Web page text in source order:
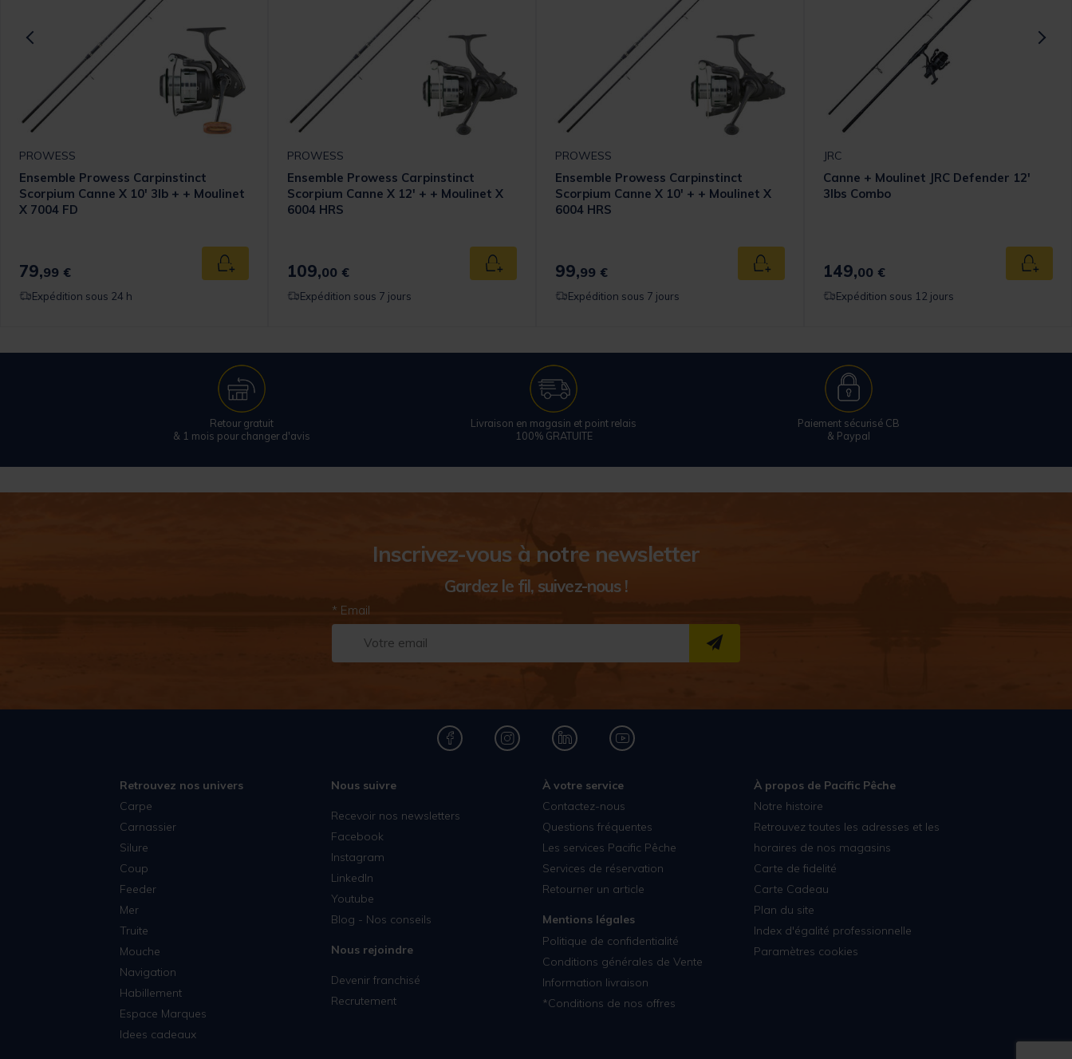
panier
PROWESS
Ensemble Prowess Carpinstinct
Scorpium Canne X 10' 3lb + + Moulinet
X 7004 FD
79,99 € Ajouter au panier
Expédition sous 24 h
PROWESS
Ensemble Prowess Carpinstinct
Scorpium Canne X 12' + + Moulinet X
6004 HRS
109,00 € Ajouter au panier
Expédition sous 7 jours
PROWESS
Ensemble Prowess Carpinstinct
Scorpium Canne X 10' + + Moulinet X
6004 HRS
99,99 € Ajouter au panier
Expédition sous 7 jours
JRC
Canne + Moulinet JRC Defender 12'
3lbs Combo
149,00 € Ajouter
Expédition sous 12 jours
Retour gratuit
& 1 mois pour changer d'avis
Livraison en magasin et point relais
100% GRATUITE
Paiement sécurisé CB
& Paypal
Inscrivez-vous à notre newsletter
Gardez le fil, suivez-nous !
* Email
S''INSCRIRE
Retrouvez nos univers
Carpe
Carnassier
Silure
Coup
Feeder
Mer
Truite
Mouche
Navigation
Habillement
Espace Marques
Idees cadeaux
Nous suivre
Recevoir nos newsletters
Facebook
Instagram
LinkedIn
Youtube
Blog - Nos conseils
Nous rejoindre
Devenir franchisé
Recrutement
À votre service
Contactez-nous
Questions fréquentes
Les services Pacific Pêche
Services de réservation
Retourner un article
Mentions légales
Politique de confidentialité
Conditions générales de Vente
Information livraison
*Conditions de nos offres
À propos de Pacific Pêche
Notre histoire
Retrouvez toutes les adresses et les
horaires de nos magasins
Carte de fidelité
Carte Cadeau
Plan du site
Index d'égalité professionnelle
Paramètres cookies